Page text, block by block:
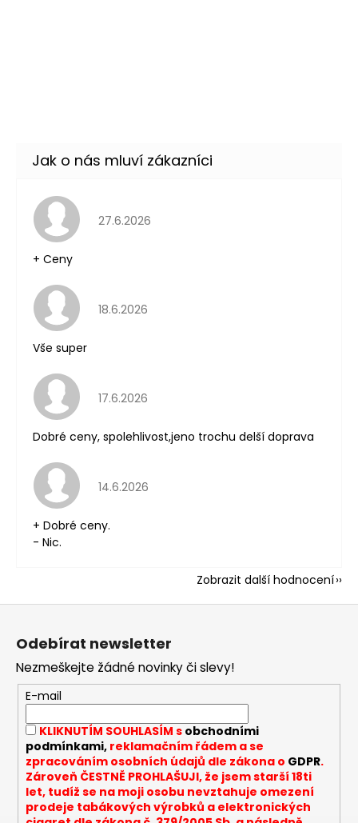
Hodnocení obchodu je 5 z 5 hvězdiček.
27.6.2026
+ Ceny
Hodnocení obchodu je 5 z 5 hvězdiček.
18.6.2026
Vše super
Hodnocení obchodu je 5 z 5 hvězdiček.
17.6.2026
Dobré ceny, spolehlivost,jeno trochu delší doprava
Hodnocení obchodu je 5 z 5 hvězdiček.
14.6.2026
+ Dobré ceny.
- Nic.
Zobrazit další hodnocení
Odebírat newsletter
Nezmeškejte žádné novinky či slevy!
E-mail
KLIKNUTÍM SOUHLASÍM s obchodními
podmínkami,reklamačním řádem a se
zpracováním osobních údajů dle zákona o GDPR.
Zároveň ČESTNĚ PROHLAŠUJI, že jsem starší 18ti
let, tudíž se na moji osobu nevztahuje omezení
prodeje tabákových výrobků a elektronických